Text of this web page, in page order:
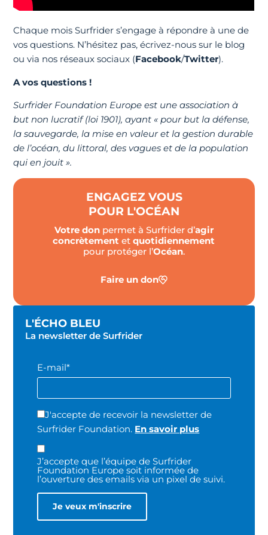
Chaque mois Surfrider s’engage à répondre à une de
vos questions. N’hésitez pas, écrivez-nous sur le blog
ou via nos réseaux sociaux (Facebook/Twitter).
A vos questions !
Surfrider Foundation Europe est une association à
but non lucratif (loi 1901), ayant « pour but la défense,
la sauvegarde, la mise en valeur et la gestion durable
de l’océan, du littoral, des vagues et de la population
qui en jouit ».
ENGAGEZ VOUS
POUR L'OCÉAN
Votre donpermet à Surfrider d’agir
concrètement etquotidiennement
pour protéger l’Océan.
Faire un don
L'ÉCHO BLEU
La newsletter de Surfrider
E-mail*
J'accepte de recevoir la newsletter de
Surfrider Foundation. En savoir plus
J’accepte que l’équipe de Surfrider
Foundation Europe soit informée de
l’ouverture des emails via un pixel de suivi.